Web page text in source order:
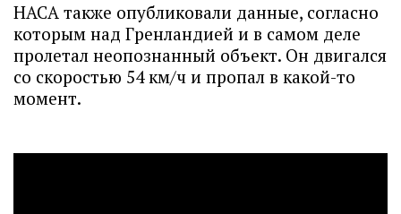
НАСА также опубликовали данные, согласно
которым над Гренландией и в самом деле
пролетал неопознанный объект. Он двигался
со скоростью 54 км/ч и пропал в какой-то
момент.